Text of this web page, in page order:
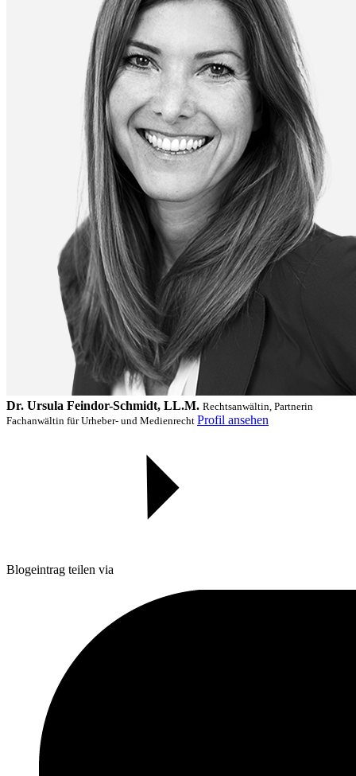
Dr. Ursula Feindor-Schmidt, LL.M. Rechtsanwältin, Partnerin
Fachanwältin für Urheber- und Medienrecht Profil ansehen
Blogeintrag teilen via